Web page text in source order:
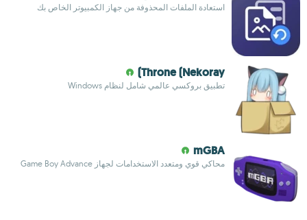
استعادة الملفات المحذوفة من جهاز الكمبيوتر الخاص بك
Throne (Nekoray)
تطبيق بروكسي عالمي شامل لنظام Windows
mGBA
محاكي قوي ومتعدد الاستخدامات لجهاز Game Boy Advance